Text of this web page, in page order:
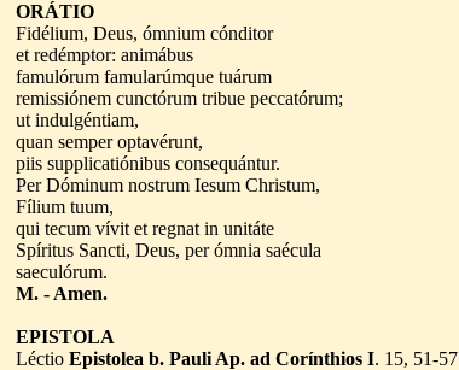
ORÁTIO
Fidélium, Deus, ómnium cónditor
et redémptor: animábus
famulórum famularúmque tuárum
remissiónem cunctórum tribue peccatórum;
ut indulgéntiam,
quan semper optavérunt,
piis supplicatiónibus consequántur.
Per Dóminum nostrum Iesum Christum,
Fílium tuum,
qui tecum vívit et regnat in unitáte
Spíritus Sancti, Deus, per ómnia saécula
saeculórum.
M. - Amen.
EPISTOLA
Léctio Epistolea b. Pauli Ap. ad Corínthios I. 15, 51-57